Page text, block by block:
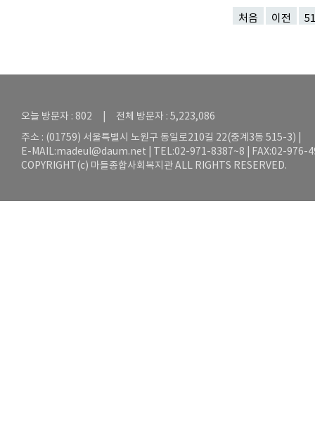
처음 이전 51
오늘 방문자 : 802 | 전체 방문자 : 5,223,086
주소 : (01759) 서울특별시 노원구 동일로210길 22(중계3동 515-3) |
E-MAIL:madeul@daum.net | TEL:02-971-8387~8 | FAX:02-976-
COPYRIGHT(c) 마들종합사회복지관 ALL RIGHTS RESERVED.